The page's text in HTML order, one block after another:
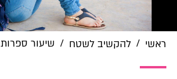
ראשי / להקשיב לשטח / שיעור ספרות